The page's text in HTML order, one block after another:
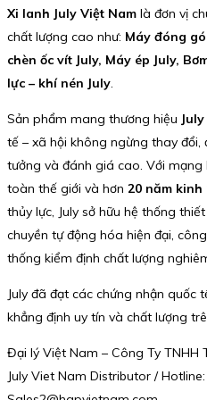
Xi lanh July Việt Nam là đơn vị
chất lượng cao như: Máy đóng
chèn ốc vít July, Máy ép July,
lực – khí nén July.
Sản phẩm mang thương hiệu July
tế – xã hội không ngừng thay
tưởng và đánh giá cao. Với
toàn thế giới và hơn 20 năm kinh
thủy lực, July sở hữu hệ thống
chuyền tự động hóa hiện đại,
thống kiểm định chất lượng
July đã đạt các chứng nhận quốc
khẳng định uy tín và chất lượng
Đại lý Việt Nam – Công Ty TNHH
July Viet Nam Distributor /